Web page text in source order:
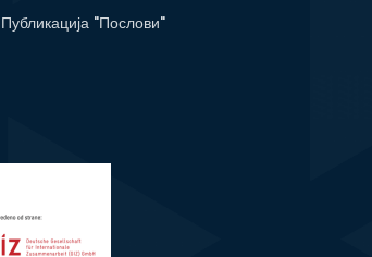
Публикација "Послови"